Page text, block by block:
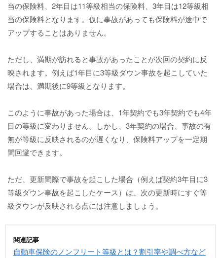
当の保険料、2年目は11等級相当の保険料、3年目は12等級相
当の保険料となります。仮に事故があっても保険料が途中で
アップすることはありません。
ただし、満期が訪れると事故があったことが次回の契約に反
映されます。例えば1年目に3等級ダウン事故を起こしていた
場合は、満期後に9等級となります。
このように事故があった場合は、1年契約でも3年契約でも4年
目の等級に変わりません。しかし、3年契約の場合、事故の有
無が等級に反映されるのが遅くなり、保険料アップを一定期
間回避できます。
ただ、更新間際で事故を起こした場合（例えば契約3年目に3
等級ダウン事故を起こしたケース）は、次の更新時にすぐ等
級ダウンが反映される点には注意しましょう。
関連記事
自動車保険のノンフリート等級とは？割引率や調べ方など